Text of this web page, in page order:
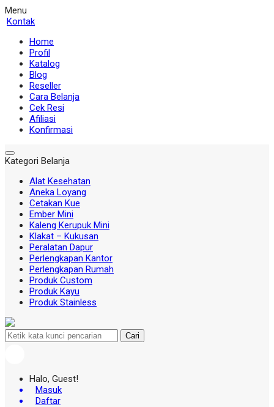
Menu
Kontak
Home
Profil
Katalog
Blog
Reseller
Cara Belanja
Cek Resi
Afiliasi
Konfirmasi
Kategori Belanja
Alat Kesehatan
Aneka Loyang
Cetakan Kue
Ember Mini
Kaleng Kerupuk Mini
Klakat – Kukusan
Peralatan Dapur
Perlengkapan Kantor
Perlengkapan Rumah
Produk Custom
Produk Kayu
Produk Stainless
Cari
Halo, Guest!
Masuk
Daftar